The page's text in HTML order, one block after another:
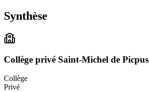
Synthèse
Collège privé Saint-Michel de Picpus
Collège
Privé